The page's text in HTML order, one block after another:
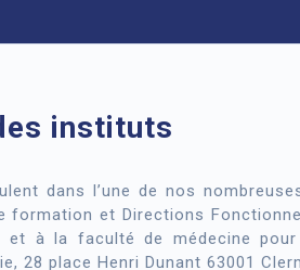
instituts
dans l’une de nos
formation et Directions
et à la faculté de médecine
28 place Henri Dunant 63001